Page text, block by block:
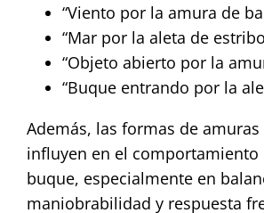
“Viento por la amura de
“Mar por la aleta de
“Objeto abierto por la
“Buque entrando por la
Además, las formas de amuras
influyen en el comportamiento
buque, especialmente en
maniobrabilidad y respuesta